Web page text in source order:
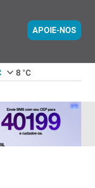
APOIE-NOS
8 °C